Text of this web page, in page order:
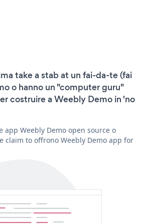
take a stab at un fai-da-te (fai
o hanno un "computer guru"
costruire a Weebly Demo in 'no
Weebly Demo open source o
claim to offrono Weebly Demo app for